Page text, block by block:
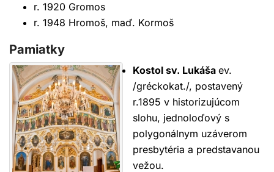
r. 1920 Gromos
r. 1948 Hromoš, maď. Kormoš
Pamiatky
Kostol sv. Lukáša ev.
/gréckokat./, postavený
r.1895 v historizujúcom
slohu, jednoloďový s
polygonálnym uzáverom
presbytéria a predstavanou
vežou.